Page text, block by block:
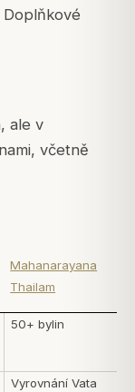
ale v
včetně
Mahanarayana
Thailam
50+ bylin
Vyrovnání Vata